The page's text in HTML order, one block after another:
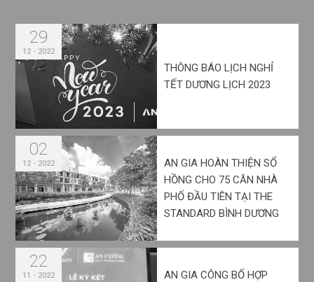
29
12 - 2022
THÔNG BÁO LỊCH NGHỈ
TẾT DƯƠNG LỊCH 2023
02
12 - 2022
AN GIA HOÀN THIỆN SỔ
HỒNG CHO 75 CĂN NHÀ
PHỐ ĐẦU TIÊN TẠI THE
STANDARD BÌNH DƯƠNG
22
11 - 2022
AN GIA CÔNG BỐ HỢP